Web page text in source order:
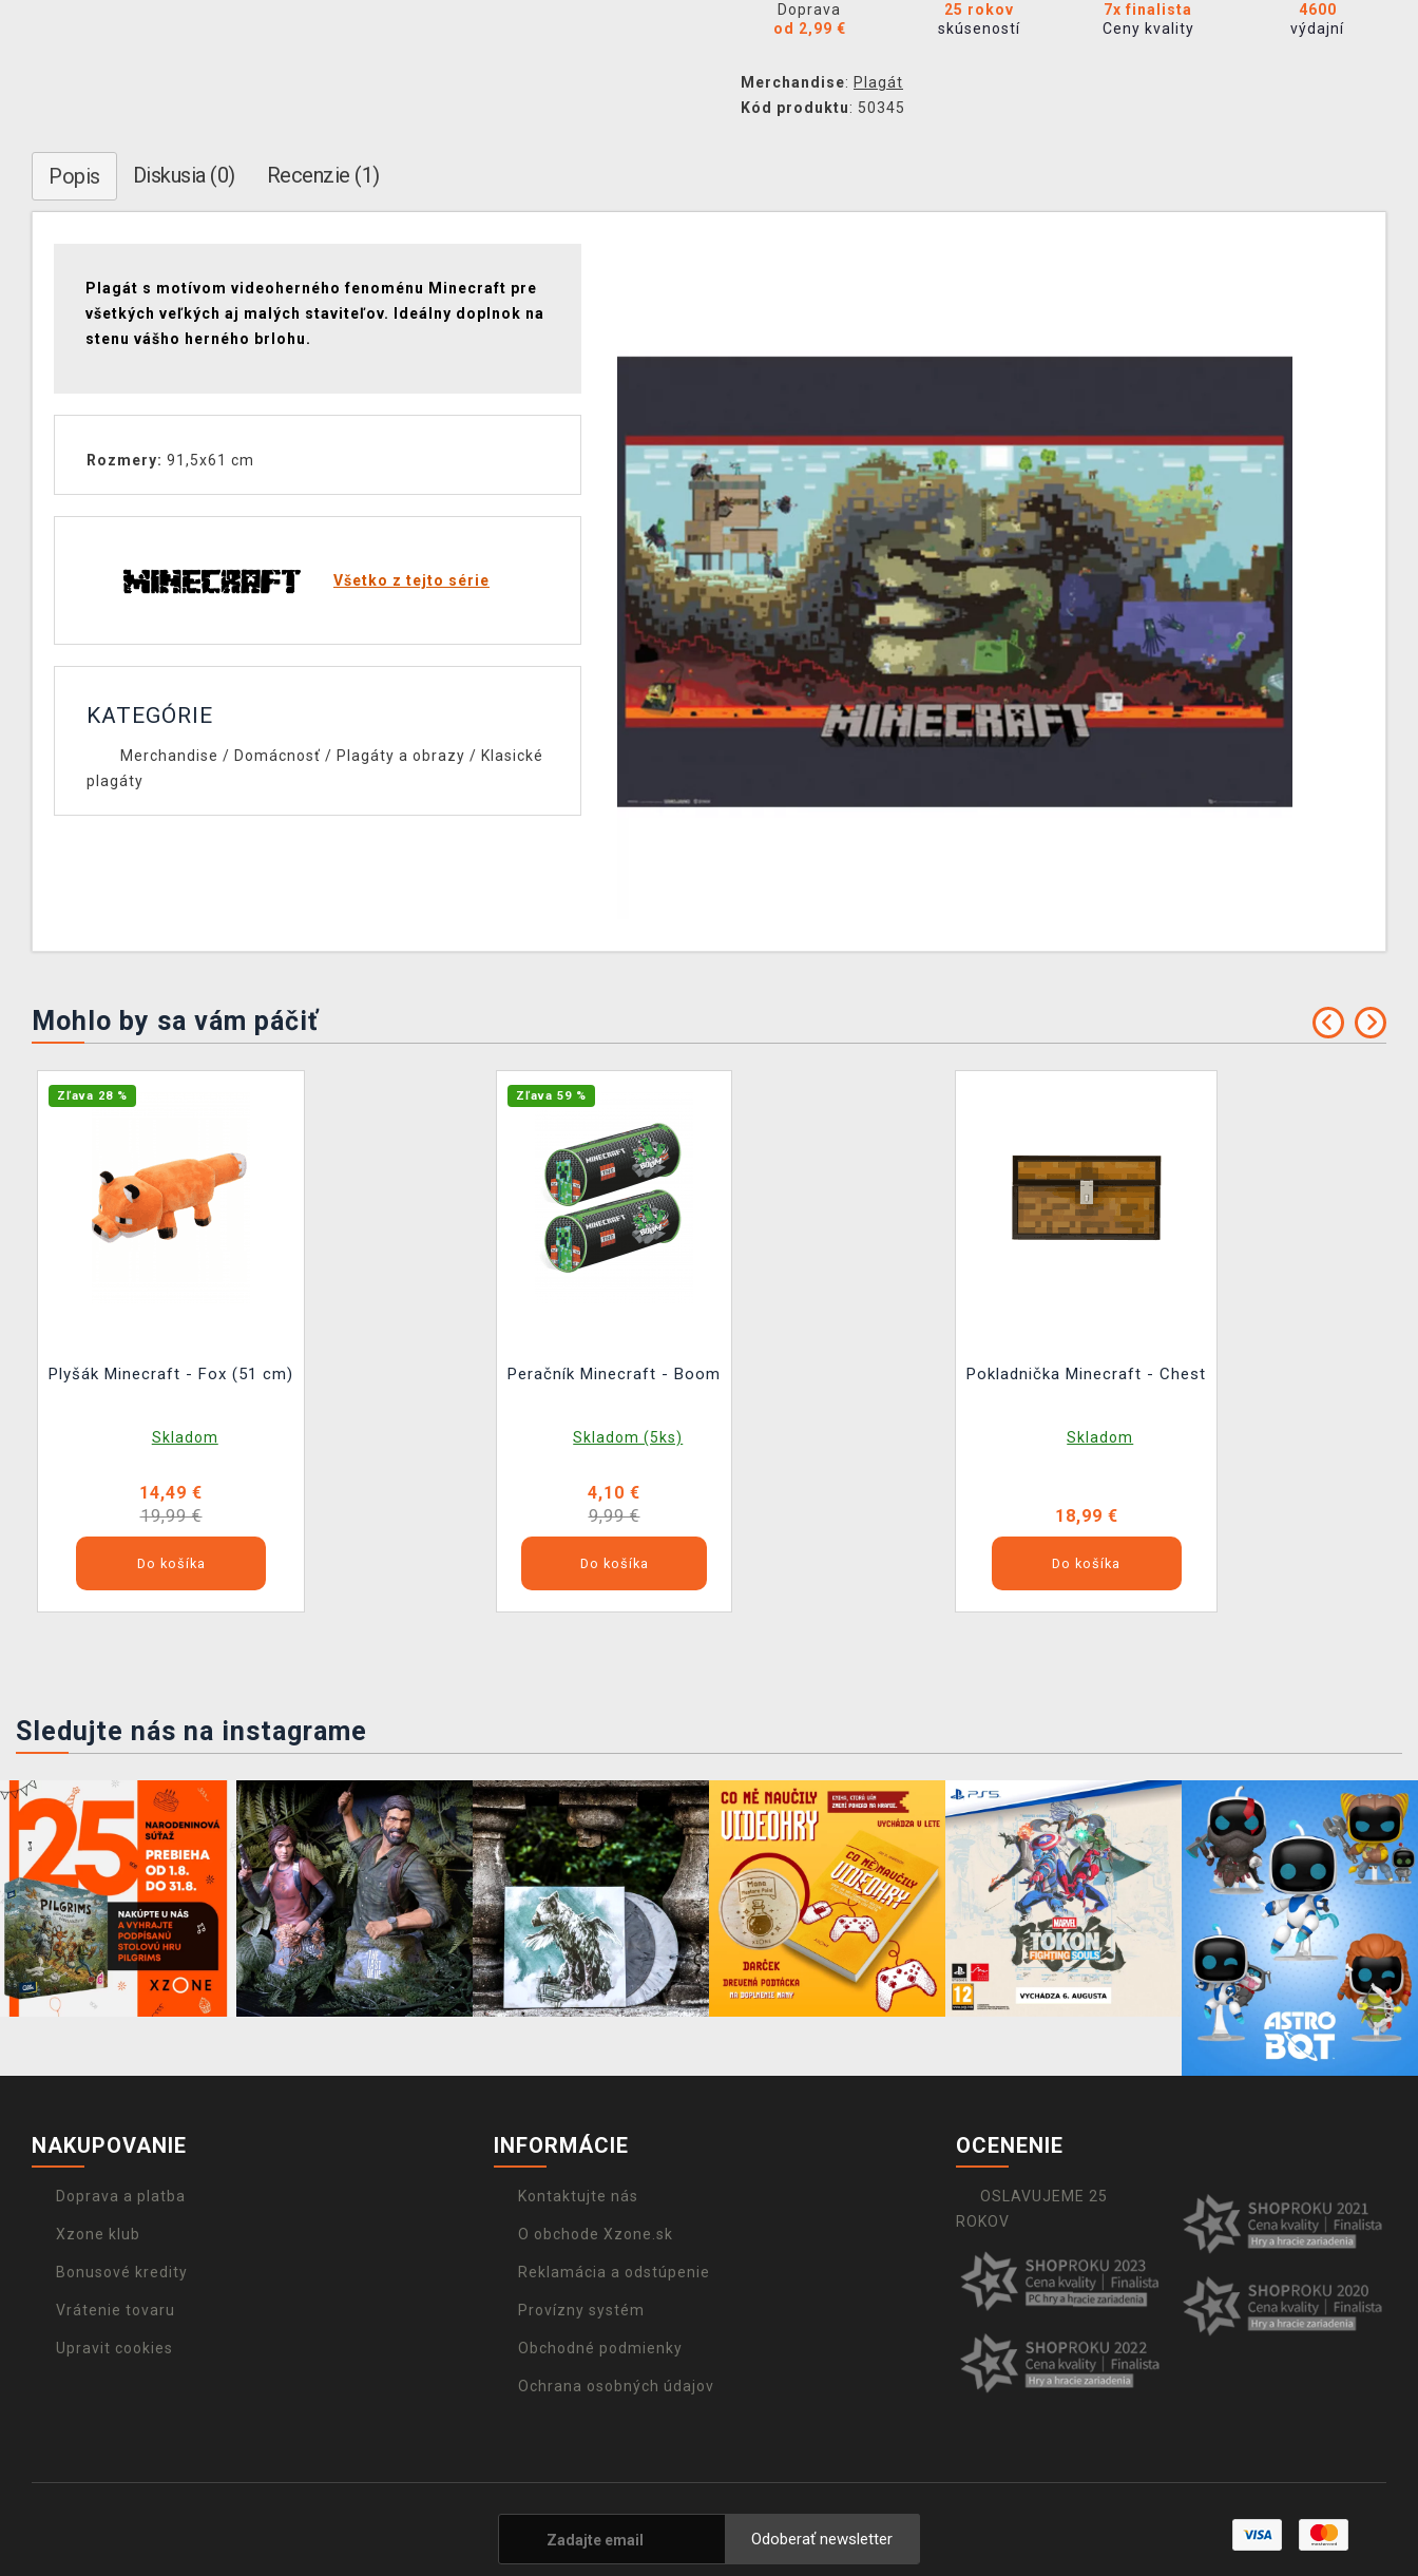
Doprava
od 2,99 €
25 rokov
skúseností
7x finalista
Ceny kvality
4600
výdajní
Merchandise: Plagát
Kód produktu: 50345
Popis Diskusia (0) Recenzie (1)
Plagát s motívom videoherného fenoménu Minecraft pre
všetkých veľkých aj malých staviteľov. Ideálny doplnok na
stenu vášho herného brlohu.
Rozmery: 91,5x61 cm
Všetko z tejto série
KATEGÓRIE
Merchandise / Domácnosť / Plagáty a obrazy / Klasické
plagáty
Mohlo by sa vám páčiť
Zľava 28 %
Plyšák Minecraft - Fox (51 cm)
Skladom
14,49 €
19,99 €
Do košíka
Zľava 59 %
Peračník Minecraft - Boom
Skladom (5ks)
4,10 €
9,99 €
Do košíka
Pokladnička Minecraft - Chest
Skladom
18,99 €
Do košíka
Sledujte nás na instagrame
NAKUPOVANIE
Doprava a platba
Xzone klub
Bonusové kredity
Vrátenie tovaru
Upravit cookies
INFORMÁCIE
Kontaktujte nás
O obchode Xzone.sk
Reklamácia a odstúpenie
Provízny systém
Obchodné podmienky
Ochrana osobných údajov
OCENENIE
OSLAVUJEME 25
ROKOV
Odoberať newsletter